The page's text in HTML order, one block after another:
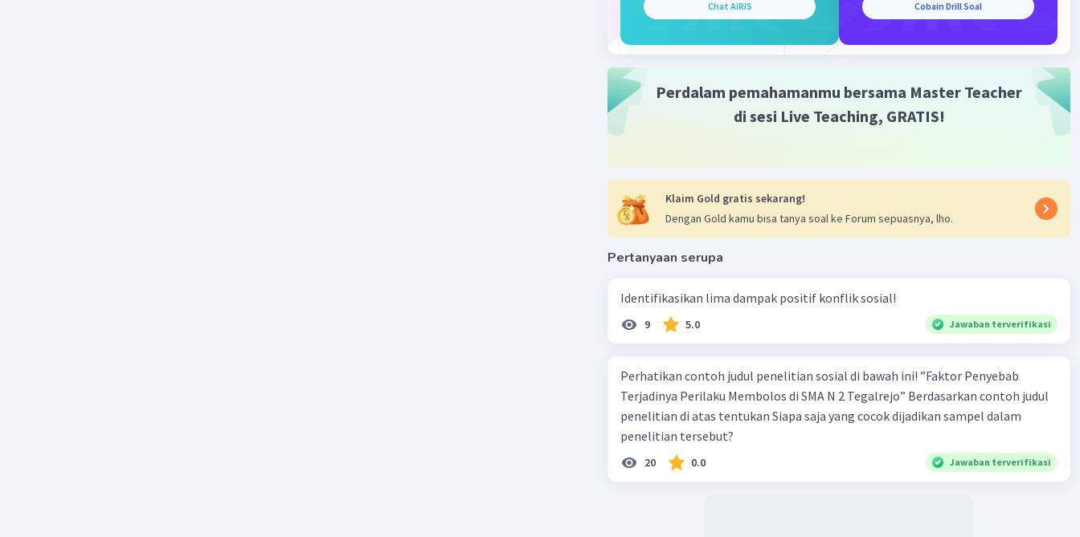
Chat AiRIS Cobain Drill Soal
Perdalam pemahamanmu bersama Master Teacher
di sesi Live Teaching, GRATIS!
Klaim Gold gratis sekarang!
Dengan Gold kamu bisa tanya soal ke Forum sepuasnya, lho.
Pertanyaan serupa
Identifikasikan lima dampak positif konflik sosial!
9 5.0 Jawaban terverifikasi
Perhatikan contoh judul penelitian sosial di bawah ini! ”Faktor Penyebab
Terjadinya Perilaku Membolos di SMA N 2 Tegalrejo” Berdasarkan contoh judul
penelitian di atas tentukan Siapa saja yang cocok dijadikan sampel dalam
penelitian tersebut?
20 0.0 Jawaban terverifikasi